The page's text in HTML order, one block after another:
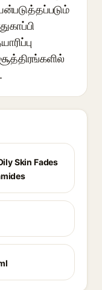
Skin Fades